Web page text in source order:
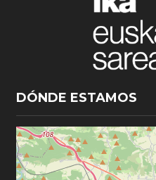
DÓNDE ESTAMOS